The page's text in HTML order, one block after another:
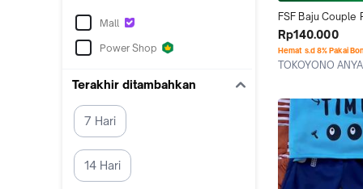
Mall
Power Shop
Terakhir ditambahkan
7 Hari
14 Hari
FSF Baju Couple
ONLY YOU Hitam
Pendek Kaos
Keluarga Suami
Rp140.000
Hemat s.d 8% Pakai
TOKOYONO